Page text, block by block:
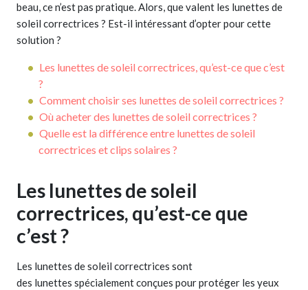
beau, ce n’est pas pratique. Alors, que valent les lunettes de
soleil correctrices ? Est-il intéressant d’opter pour cette
solution ?
Les lunettes de soleil correctrices, qu’est-ce que c’est
?
Comment choisir ses lunettes de soleil correctrices ?
Où acheter des lunettes de soleil correctrices ?
Quelle est la différence entre lunettes de soleil
correctrices et clips solaires ?
Les lunettes de soleil
correctrices, qu’est-ce que
c’est ?
Les lunettes de soleil correctrices sont
des lunettes spécialement conçues pour protéger les yeux